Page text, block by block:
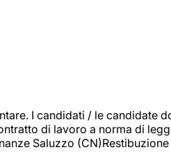
I candidati / le candidate
di lavoro a norma di
Saluzzo